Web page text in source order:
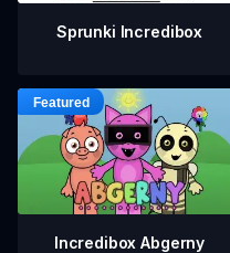
Sprunki Incredibox
Incredibox Abgerny